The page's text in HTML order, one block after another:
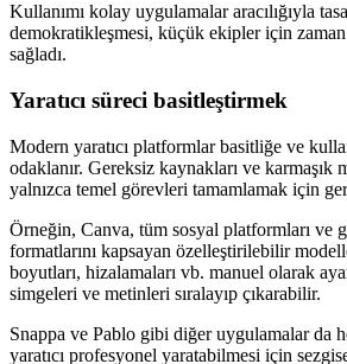
Kullanımı kolay uygulamalar aracılığıyla
demokratikleşmesi, küçük ekipler için
sağladı.
Yaratıcı süreci basitleştirmek
Modern yaratıcı platformlar basitliğe ve
odaklanır. Gereksiz kaynakları ve karmaşık
yalnızca temel görevleri tamamlamak için
Örneğin, Canva, tüm sosyal platformları ve
formatlarını kapsayan özelleştirilebilir
boyutları, hizalamaları vb. manuel olarak
simgeleri ve metinleri sıralayıp çıkarabilir.
Snappa ve Pablo gibi diğer uygulamalar da
yaratıcı profesyonel yaratabilmesi için